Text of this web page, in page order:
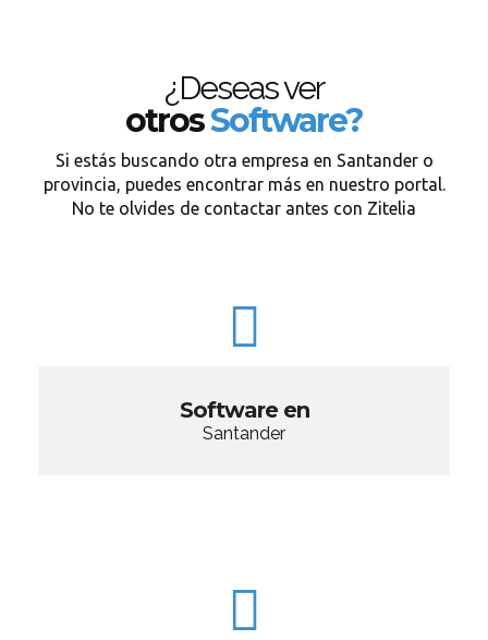
¿Deseas ver
otrosSoftware?
Si estás buscando otra empresa en Santander o
provincia, puedes encontrar más en nuestro portal.
No te olvides de contactar antes con Zitelia
Software en
Santander